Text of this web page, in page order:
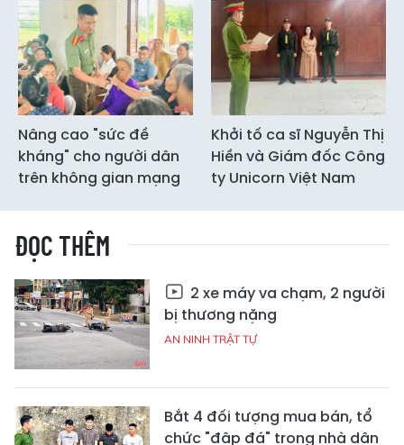
Nâng cao "sức đề
kháng" cho người dân
trên không gian mạng
Khởi tố ca sĩ Nguyễn Thị
Hiền và Giám đốc Công
ty Unicorn Việt Nam
ĐỌC THÊM
2 xe máy va chạm, 2 người
bị thương nặng
AN NINH TRẬT TỰ
Bắt 4 đối tượng mua bán, tổ
chức "đập đá" trong nhà dân